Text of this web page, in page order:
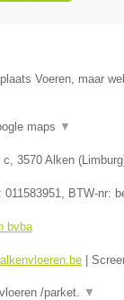
Voeren, maar
maps ▼
c 3570 Alken (Limburg
011583951 , BTW-nr:
bvba
|
/parket. ▼